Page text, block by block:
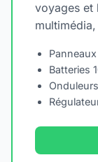
voyages et
Batteries